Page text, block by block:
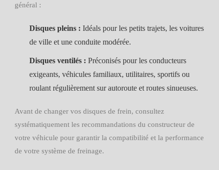
général :
Disques pleins : Idéals pour les petits trajets, les voitures
de ville et une conduite modérée.
Disques ventilés : Préconisés pour les conducteurs
exigeants, véhicules familiaux, utilitaires, sportifs ou
roulant régulièrement sur autoroute et routes sinueuses.
Avant de changer vos disques de frein, consultez
systématiquement les recommandations du constructeur de
votre véhicule pour garantir la compatibilité et la performance
de votre système de freinage.